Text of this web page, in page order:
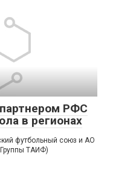
РФС
в регионах
футбольный союз и АО
ТАИФ)